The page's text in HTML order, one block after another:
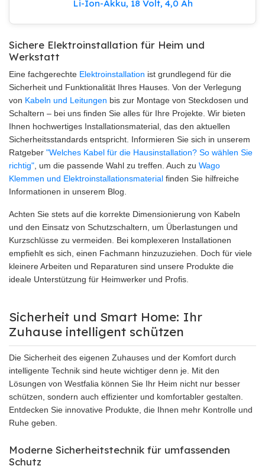
Li-Ion-Akku, 18 Volt, 4,0 Ah
Sichere Elektroinstallation für Heim und
Werkstatt
Eine fachgerechte Elektroinstallation ist grundlegend für die
Sicherheit und Funktionalität Ihres Hauses. Von der Verlegung
von Kabeln und Leitungen bis zur Montage von Steckdosen und
Schaltern – bei uns finden Sie alles für Ihre Projekte. Wir bieten
Ihnen hochwertiges Installationsmaterial, das den aktuellen
Sicherheitsstandards entspricht. Informieren Sie sich in unserem
Ratgeber "Welches Kabel für die Hausinstallation? So wählen Sie
richtig" , um die passende Wahl zu treffen. Auch zu Wago
Klemmen und Elektroinstallationsmaterial finden Sie hilfreiche
Informationen in unserem Blog.
Achten Sie stets auf die korrekte Dimensionierung von Kabeln
und den Einsatz von Schutzschaltern, um Überlastungen und
Kurzschlüsse zu vermeiden. Bei komplexeren Installationen
empfiehlt es sich, einen Fachmann hinzuzuziehen. Doch für viele
kleinere Arbeiten und Reparaturen sind unsere Produkte die
ideale Unterstützung für Heimwerker und Profis.
Sicherheit und Smart Home: Ihr
Zuhause intelligent schützen
Die Sicherheit des eigenen Zuhauses und der Komfort durch
intelligente Technik sind heute wichtiger denn je. Mit den
Lösungen von Westfalia können Sie Ihr Heim nicht nur besser
schützen, sondern auch effizienter und komfortabler gestalten.
Entdecken Sie innovative Produkte, die Ihnen mehr Kontrolle und
Ruhe geben.
Moderne Sicherheitstechnik für umfassenden
Schutz